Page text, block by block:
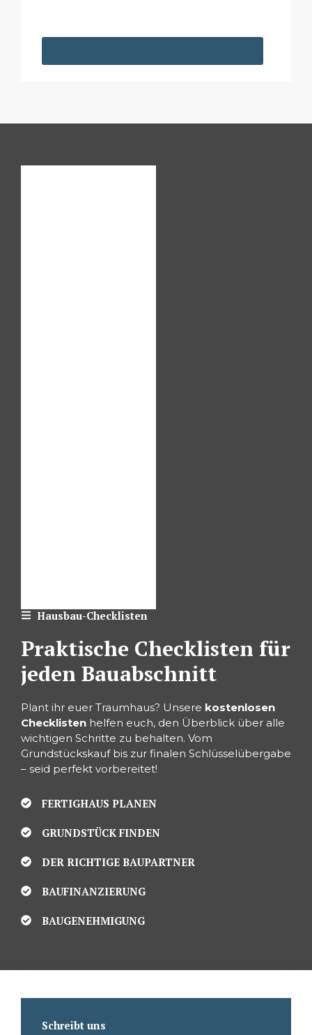
Hausbau-Checklisten
Praktische Checklisten für
jeden Bauabschnitt
Plant ihr euer Traumhaus? Unsere kostenlosen
Checklisten helfen euch, den Überblick über alle
wichtigen Schritte zu behalten. Vom
Grundstückskauf bis zur finalen Schlüsselübergabe
– seid perfekt vorbereitet!
FERTIGHAUS PLANEN
GRUNDSTÜCK FINDEN
DER RICHTIGE BAUPARTNER
BAUFINANZIERUNG
BAUGENEHMIGUNG
Schreibt uns